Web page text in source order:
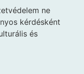
ne
kérdésként
és